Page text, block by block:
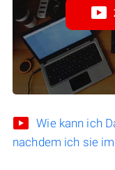
Wie kann ich
nachdem ich sie